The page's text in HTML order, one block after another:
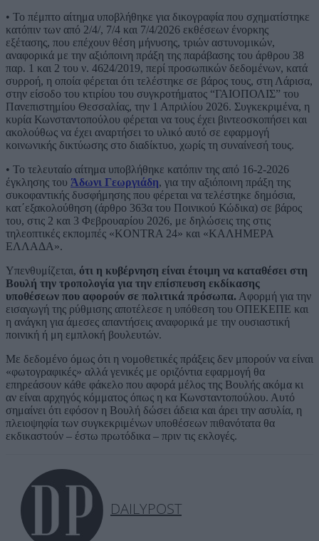
• Το πέμπτο αίτημα υποβλήθηκε για δικογραφία που σχηματίστηκε
κατόπιν των από 2/4/, 7/4 και 7/4/2026 εκθέσεων ένορκης
εξέτασης, που επέχουν θέση μήνυσης, τριών αστυνομικών,
αναφορικά με την αξιόποινη πράξη της παράβασης του άρθρου 38
παρ. 1 και 2 του ν. 4624/2019, περί προσωπικών δεδομένων, κατά
συρροή, η οποία φέρεται ότι τελέστηκε σε βάρος τους, στη Λάρισα,
στην είσοδο του κτιρίου του συγκροτήματος “ΓΑΙΟΠΟΛΙΣ” του
Πανεπιστημίου Θεσσαλίας, την 1 Απριλίου 2026. Συγκεκριμένα, η
κυρία Κωνσταντοπούλου φέρεται να τους έχει βιντεοσκοπήσει και
ακολούθως να έχει αναρτήσει το υλικό αυτό σε εφαρμογή
κοινωνικής δικτύωσης στο διαδίκτυο, χωρίς τη συναίνεσή τους.
• Το τελευταίο αίτημα υποβλήθηκε κατόπιν της από 16-2-2026
έγκλησης του Άδωνι Γεωργιάδη, για την αξιόποινη πράξη της
συκοφαντικής δυσφήμησης που φέρεται να τελέστηκε δημόσια,
κατ΄εξακολούθηση (άρθρο 363α του Ποινικού Κώδικα) σε βάρος
του, στις 2 και 3 Φεβρουαρίου 2026, με δηλώσεις της στις
τηλεοπτικές εκπομπές «KONTRA 24» και «ΚΑΛΗΜΕΡΑ
ΕΛΛΑΔΑ».
Υπενθυμίζεται, ότι η κυβέρνηση είναι έτοιμη να καταθέσει στη
Βουλή την τροπολογία για την επίσπευση εκδίκασης
υποθέσεων που αφορούν σε πολιτικά πρόσωπα. Αφορμή για την
εισαγωγή της ρύθμισης αποτέλεσε η υπόθεση του ΟΠΕΚΕΠΕ και
η ανάγκη για άμεσες απαντήσεις αναφορικά με την ουσιαστική
ποινική ή μη εμπλοκή βουλευτών.
Με δεδομένο όμως ότι η νομοθετικές πράξεις δεν μπορούν να είναι
«φωτογραφικές» αλλά γενικές με οριζόντια εφαρμογή θα
επηρεάσουν κάθε φάκελο που αφορά μέλος της Βουλής ακόμα κι
αν είναι αρχηγός κόμματος όπως η κα Κωνσταντοπούλου. Αυτό
σημαίνει ότι εφόσον η Βουλή δώσει άδεια και άρει την ασυλία, η
πλειοψηφία των συγκεκριμένων υποθέσεων πιθανότατα θα
εκδικαστούν – έστω πρωτόδικα – πριν τις εκλογές.
DAILYPOST